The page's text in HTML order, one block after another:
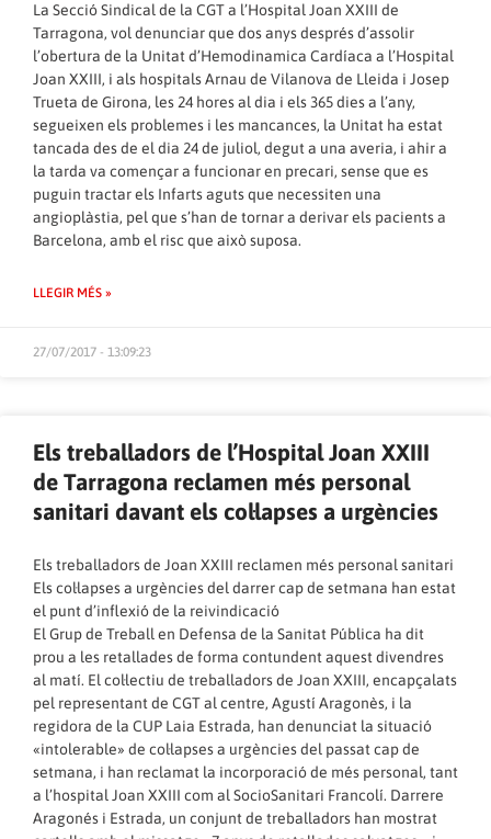
La Secció Sindical de la CGT a l’Hospital Joan XXIII de
Tarragona, vol denunciar que dos anys després d’assolir
l’obertura de la Unitat d’Hemodinamica Cardíaca a l’Hospital
Joan XXIII, i als hospitals Arnau de Vilanova de Lleida i Josep
Trueta de Girona, les 24 hores al dia i els 365 dies a l’any,
segueixen els problemes i les mancances, la Unitat ha estat
tancada des de el dia 24 de juliol, degut a una averia, i ahir a
la tarda va començar a funcionar en precari, sense que es
puguin tractar els Infarts aguts que necessiten una
angioplàstia, pel que s’han de tornar a derivar els pacients a
Barcelona, amb el risc que això suposa.
LLEGIR MÉS »
27/07/2017 - 13:09:23
Els treballadors de l’Hospital Joan XXIII
de Tarragona reclamen més personal
sanitari davant els col·lapses a urgències
Els treballadors de Joan XXIII reclamen més personal sanitari
Els col·lapses a urgències del darrer cap de setmana han estat
el punt d’inflexió de la reivindicació
El Grup de Treball en Defensa de la Sanitat Pública ha dit
prou a les retallades de forma contundent aquest divendres
al matí. El col·lectiu de treballadors de Joan XXIII, encapçalats
pel representant de CGT al centre, Agustí Aragonès, i la
regidora de la CUP Laia Estrada, han denunciat la situació
«intolerable» de col·lapses a urgències del passat cap de
setmana, i han reclamat la incorporació de més personal, tant
a l’hospital Joan XXIII com al SocioSanitari Francolí. Darrere
Aragonés i Estrada, un conjunt de treballadors han mostrat